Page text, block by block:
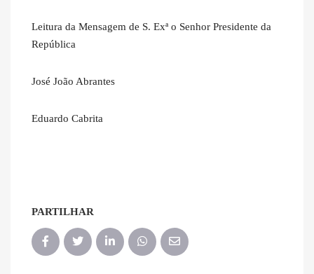
Leitura da Mensagem de S. Exª o Senhor Presidente da
República
José João Abrantes
Eduardo Cabrita
PARTILHAR